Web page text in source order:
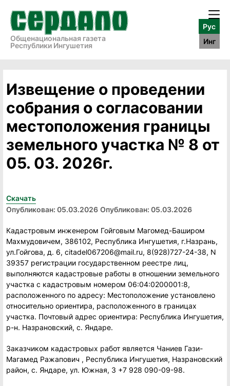
Общенациональная газета
Республики Ингушетия
Рус
Инг
Извещение о проведении
собрания о согласовании
местоположения границы
земельного участка № 8 от
05. 03. 2026г.
Скачать
Опубликован: 05.03.2026 Опубликован: 05.03.2026
Кадастровым инженером Гойговым Магомед-Баширом
Махмудовичем, 386102, Республика Ингушетия, г.Назрань,
ул.Гойгова, д. 6, citadel067206@mail.ru, 8(928)727-24-38, N
39357 регистрации государственном реестре лиц,
выполняются кадастровые работы в отношении земельного
участка с кадастровым номером 06:04:0200001:8,
расположенного по адресу: Местоположение установлено
относительно ориентира, расположенного в границах
участка. Почтовый адрес ориентира: Республика Ингушетия,
р-н. Назрановский, с. Яндаре.
Заказчиком кадастровых работ является Чаниев Гази-
Магамед Ражапович , Республика Ингушетия, Назрановский
район, с. Яндаре, ул. Южная, 3 +7 928 090-09-98.